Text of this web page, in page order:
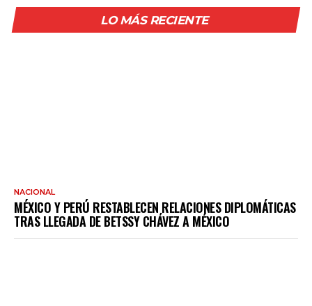
LO MÁS RECIENTE
NACIONAL
MÉXICO Y PERÚ RESTABLECEN RELACIONES DIPLOMÁTICAS
TRAS LLEGADA DE BETSSY CHÁVEZ A MÉXICO